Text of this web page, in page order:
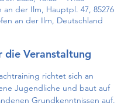
an der Ilm, Hauptpl. 47, 85276
an der Ilm, Deutschland
die Veranstaltung
richtet sich an
Jugendliche und baut auf
Grundkenntnissen auf.